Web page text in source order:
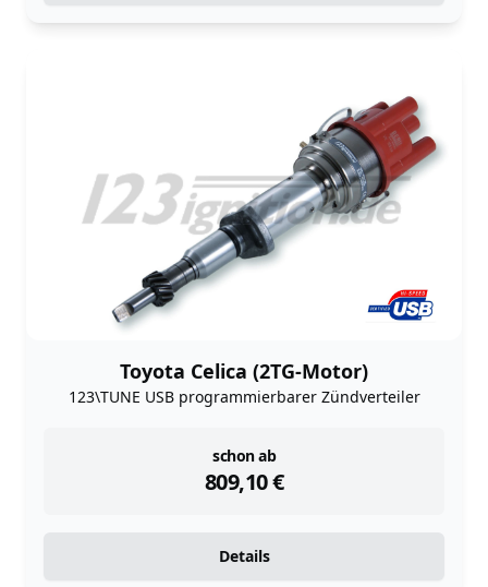
Toyota Celica (2TG-Motor)
123\TUNE USB programmierbarer Zündverteiler
schon ab
809,10€
instock
Details